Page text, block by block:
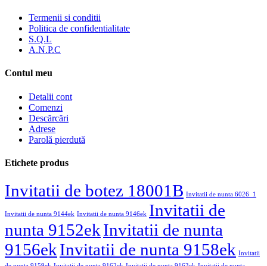
Termenii si conditii
Politica de confidentialitate
S.Q.L
A.N.P.C
Contul meu
Detalii cont
Comenzi
Descărcări
Adrese
Parolă pierdută
Etichete produs
Invitatii de botez 18001B Invitatii de nunta 6026_1
Invitatii de nunta 9144ek Invitatii de nunta 9146ek Invitatii de
nunta 9152ekInvitatii de nunta
9156ekInvitatii de nunta 9158ek Invitatii